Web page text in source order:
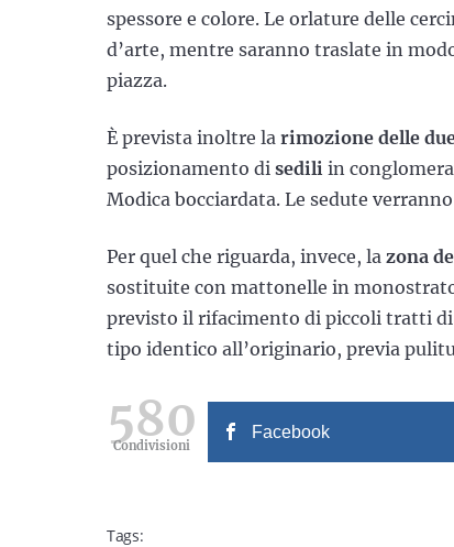
spessore e colore. Le orlature delle
d’arte, mentre saranno traslate in
piazza.
È prevista inoltre la rimozione delle
posizionamento di sedili in
Modica bocciardata. Le sedute
Per quel che riguarda, invece, la zona
sostituite con mattonelle in
previsto il rifacimento di piccoli tratti
tipo identico all’originario, previa
580
Condivisioni
Facebook
Tags: